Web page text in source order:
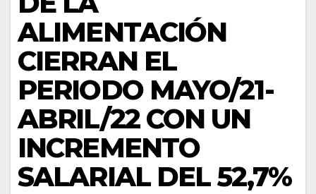
ALIMENTACIÓN
CIERRAN EL
PERIODO MAYO/21-
ABRIL/22 CON UN
INCREMENTO
SALARIAL DEL 52,7%